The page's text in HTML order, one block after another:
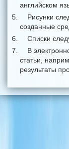
английском
Рисунки
созданные
Списки
В
статьи,
результаты